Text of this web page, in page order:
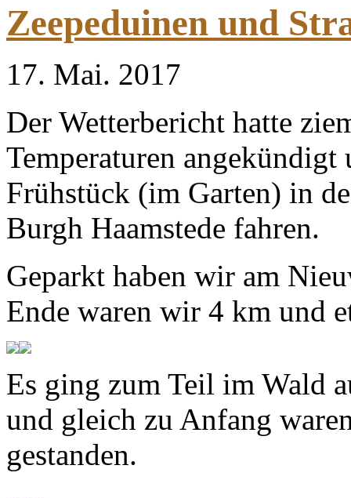
Zeepeduinen und
17. Mai. 2017
Der Wetterbericht hatte
Temperaturen
Frühstück (im Garten) in
Burgh Haamstede fahren.
Geparkt haben wir am
Ende waren wir 4 km und
Es ging zum Teil im Wald
und gleich zu Anfang
gestanden.